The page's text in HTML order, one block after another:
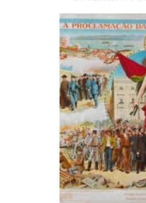
informativas,
Jogo de história,
Teste de